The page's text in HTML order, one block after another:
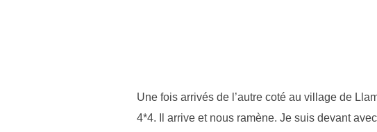
Une fois arrivés de l’autre coté au village de
4*4. Il arrive et nous ramène. Je suis devant